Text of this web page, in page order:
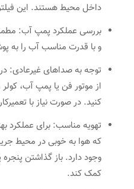
داخل محیط هستند. این
بررسی عملکرد پمپ آب:
و با قدرت مناسب آب را به
توجه به صداهای غیرعادی:
از موتور فن یا پمپ آب،
کنید. در صورت نیاز با
تهویه مناسب: برای عملکرد
که هوا به خوبی در محیط
وجود دارد. باز گذاشتن
کمک کند.